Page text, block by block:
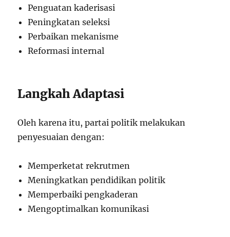
Penguatan kaderisasi
Peningkatan seleksi
Perbaikan mekanisme
Reformasi internal
Langkah Adaptasi
Oleh karena itu, partai politik melakukan
penyesuaian dengan:
Memperketat rekrutmen
Meningkatkan pendidikan politik
Memperbaiki pengkaderan
Mengoptimalkan komunikasi